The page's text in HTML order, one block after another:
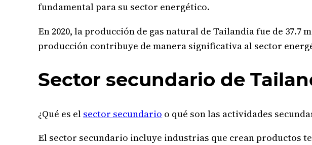
fundamental para su sector energético.
En 2020, la producción de gas natural de Tailandia fue de 37.7
producción contribuye de manera significativa al sector
Sector secundario de
¿Qué es el sector secundario o qué son las actividades
El sector secundario incluye industrias que crean productos